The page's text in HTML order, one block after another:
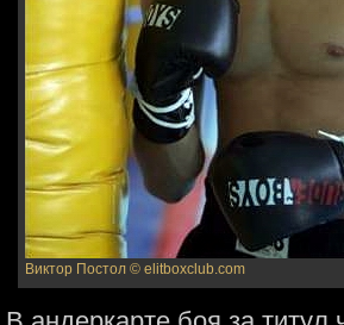
Виктор Постол © elitboxclub.com